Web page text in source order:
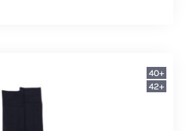
40+
42+